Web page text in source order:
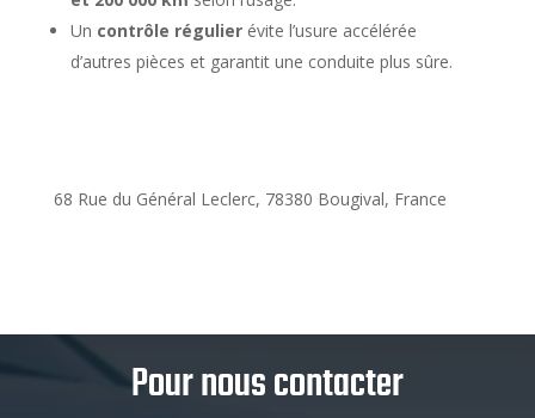
Un contrôle régulierévite l’usure accélérée
d’autres pièces et garantit une conduite plus sûre.
68 Rue du Général Leclerc, 78380 Bougival, France
Pour nous contacter